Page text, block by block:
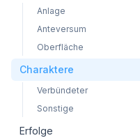
Anlage
Anteversum
Oberfläche
Charaktere
Verbündeter
Sonstige
Erfolge